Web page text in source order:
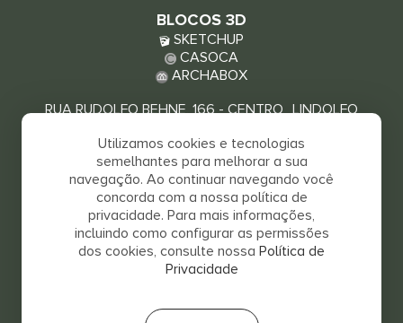
BLOCOS 3D
SKETCHUP
CASOCA
ARCHABOX
RUA RUDOLFO BEHNE, 166 - CENTRO LINDOLFO
VEJA COMO CHEGAR
SALVA 2026 © TODOS OS DIREITOS RESERVADOS
Utilizamos cookies e tecnologias
semelhantes para melhorar a sua
navegação. Ao continuar navegando você
concorda com a nossa política de
privacidade. Para mais informações,
incluindo como configurar as permissões
dos cookies, consulte nossa Política de
Privacidade